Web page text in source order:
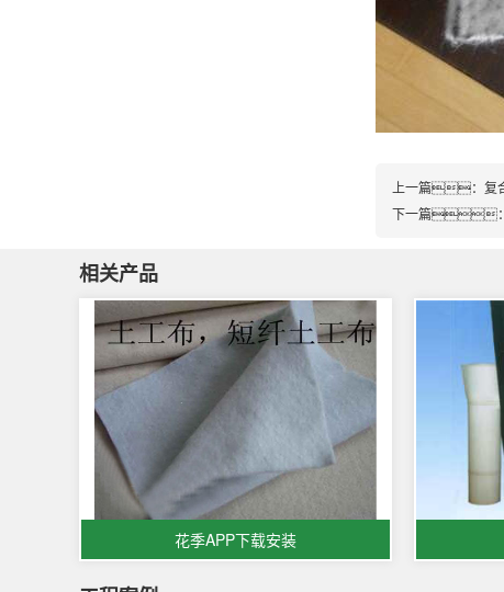
上一篇： 复
下一篇
相关产品
花季APP下载安装